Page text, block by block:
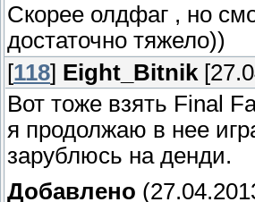
Скорее олдфаг , но
достаточно тяжело))
[118] Eight_Bitnik
Вот тоже взять Final
я продолжаю в нее
зарублюсь на денди.
Добавлено